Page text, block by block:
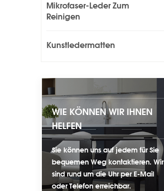
Mikrofaser-Leder Zum
Reinigen
Kunstledermatten
WIE KÖNNEN WIR IHNEN
HELFEN
Sie können uns auf jedem für Sie
bequemen Weg kontaktieren. Wir
sind rund um die Uhr per E-Mail
oder Telefon erreichbar.